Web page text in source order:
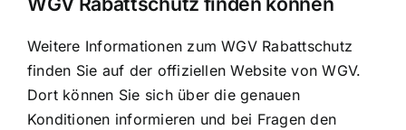
Weitere Informationen zum WGV Rabattschutz
finden Sie auf der offiziellen Website von WGV.
Dort können Sie sich über die genauen
Konditionen informieren und bei Fragen den